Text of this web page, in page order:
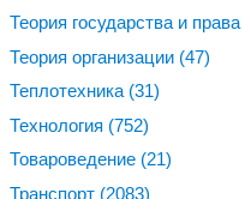
Теория государства и права
Теория организации (47)
Теплотехника (31)
Технология (752)
Товароведение (21)
Транспорт (2083)